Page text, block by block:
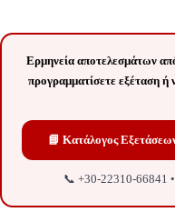
Ερμηνεία αποτελεσμάτων
προγραμματίσετε εξέταση ή
📘 Κατάλογος
📞 +30-22310-66841